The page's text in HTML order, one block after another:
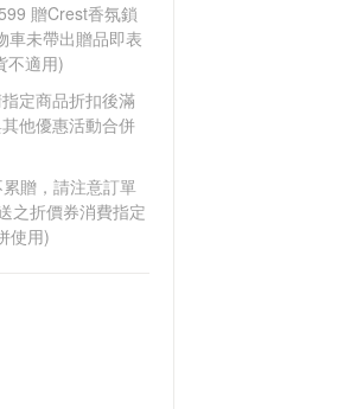
贈Crest香氛鎖
車未帶出贈品即表
不適用)
定商品折扣後滿
他優惠活動合併
贈，請注意訂單
之折價券消費指定
使用)